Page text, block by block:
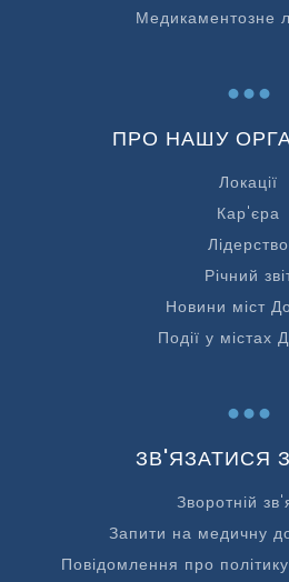
Медикаментозне
...
ПРО НАШУ
Локації
Кар'єра
Лідерство
Річний
Новини міст
Події у містах
...
ЗВ'ЯЗАТИСЯ
Зворотній
Запити на медичну
Повідомлення про